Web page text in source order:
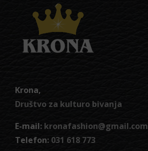
Krona,
Društvo za kulturo bivanja
E-mail: kronafashion@gmail.com
Telefon: 031 618 773